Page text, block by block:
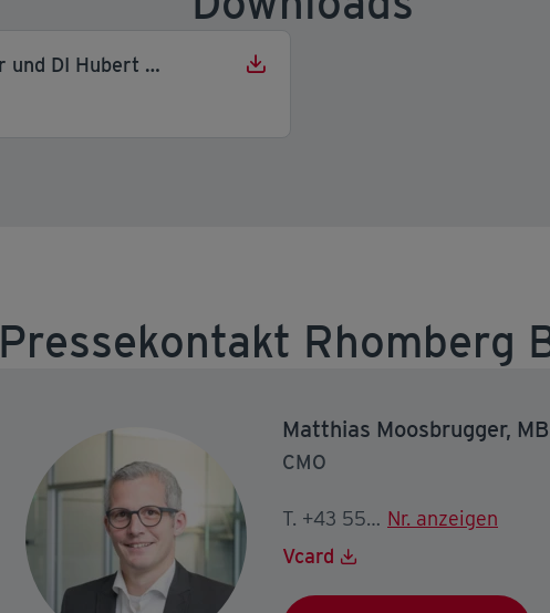
Mag. Ernst Thurnher und DI Hubert Rhomberg
Pressekontakt Rhomberg
Matthias Moosbrugger,
CMO
T. +43 5574 403-2195 Nr. anzeigen
Vcard